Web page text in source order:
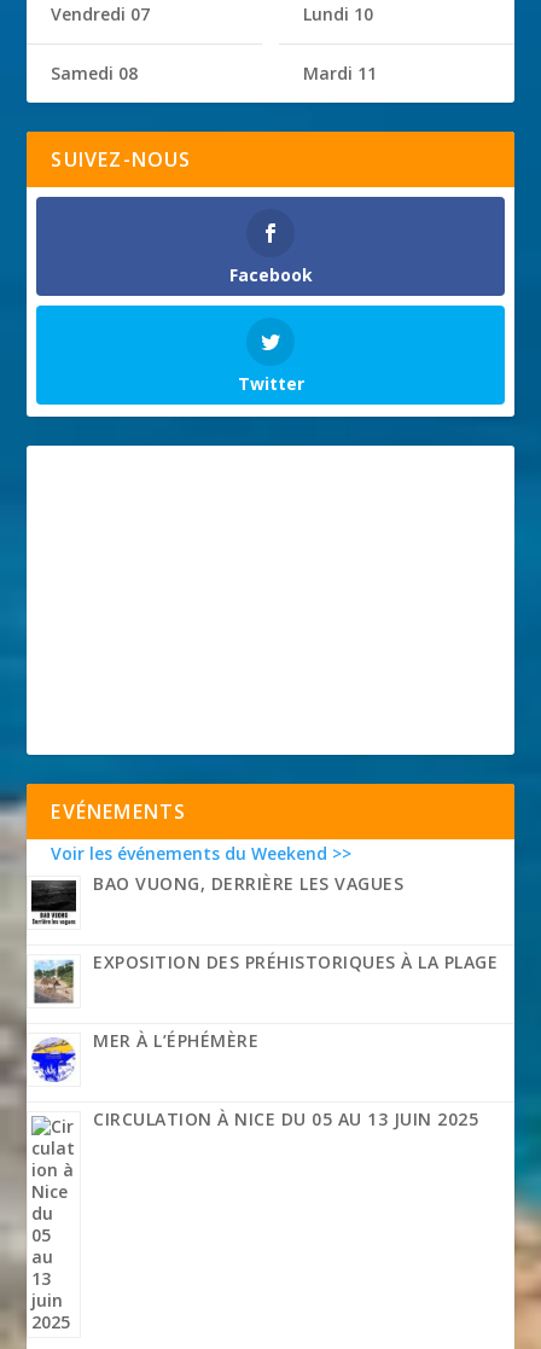
Vendredi 07
Samedi 08
Lundi 10
Mardi 11
SUIVEZ-NOUS
Facebook
Twitter
EVÉNEMENTS
Voir les événements du Weekend >>
BAO VUONG, DERRIÈRE LES VAGUES
EXPOSITION DES PRÉHISTORIQUES À LA PLAGE
MER À L’ÉPHÉMÈRE
CIRCULATION À NICE DU 05 AU 13 JUIN 2025